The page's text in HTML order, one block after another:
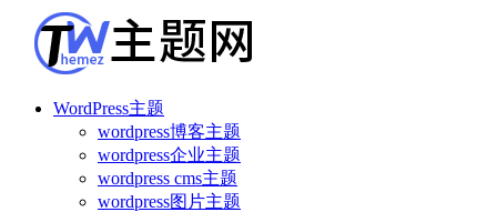
WordPress主题
wordpress博客主题
wordpress企业主题
wordpress cms主题
wordpress图片主题